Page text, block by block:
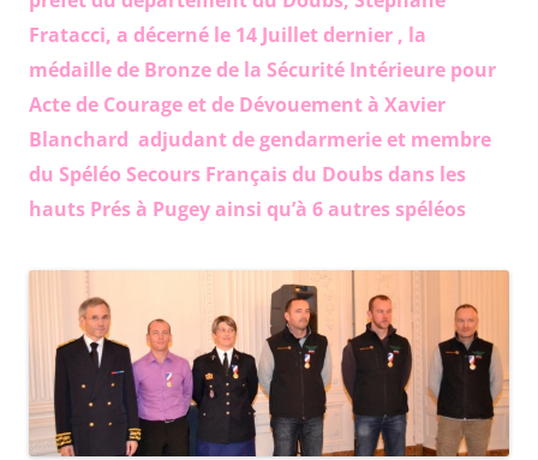
Fratacci, a décerné le 14 Juillet dernier , la
médaille de Bronze de la Sécurité Intérieure pour
Acte de Courage et de Dévouement à Xavier
Blanchard adjudant de gendarmerie et membre
du Spéléo Secours Français du Doubs dans les
hauts Prés à Pugey ainsi qu’à 6 autres spéléos